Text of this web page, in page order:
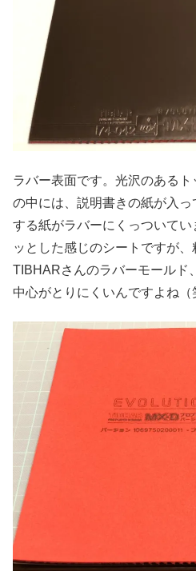
ラバー表面です。光沢のある
の中には、説明書きの紙が入
する紙がラバーにくっついて
ッとした感じのシートですが、
TIBHARさんのラバーモールド
中心がとりにくいんですよね（